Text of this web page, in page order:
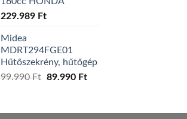
229.989 Ft
Midea
MDRT294FGE01
Hűtőszekrény, hűtőgép
99.990Ft Original
99.990 Ft.
89.990 FtCurrent
89.990 Ft.